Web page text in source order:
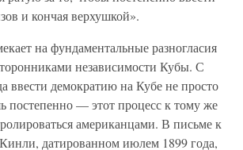
и кончая верхушкой».
на фундаментальные разногласия
независимости Кубы. С
ввести демократию на Кубе не просто
— этот процесс к тому же
американцами. В письме к
датированном июлем 1899 года,